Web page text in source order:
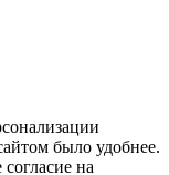
было удобнее.
на